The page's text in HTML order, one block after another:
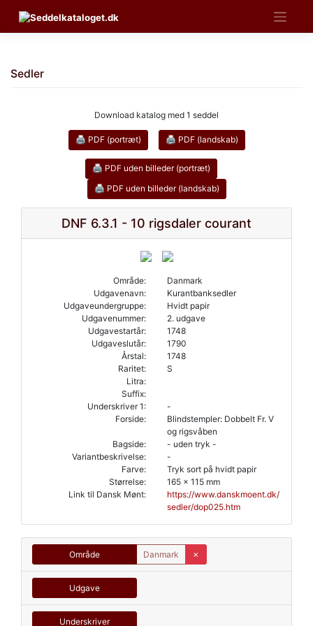
content
Sedler
Download katalog med 1 seddel
🖨 PDF (portræt) 🖨 PDF (landskab)
🖨 PDF uden billeder (portræt)
🖨 PDF uden billeder (landskab)
DNF 6.3.1 - 10 rigsdaler courant
Område:
Danmark
Udgavenavn:
Kurantbanksedler
Udgaveundergruppe:
Hvidt papir
Udgavenummer:
2. udgave
Udgavestartår:
1748
Udgaveslutår:
1790
Årstal:
1748
Raritet:
S
Litra:
Suffix:
Underskriver 1:
-
Forside:
Blindstempler: Dobbelt Fr. V
og rigsvåben
Bagside:
- uden tryk -
Variantbeskrivelse:
-
Farve:
Tryk sort på hvidt papir
Størrelse:
165 x 115 mm
Link til Dansk Mønt:
https://www.danskmoent.dk/
sedler/dop025.htm
Område Danmark ✗
Udgave
Underskriver